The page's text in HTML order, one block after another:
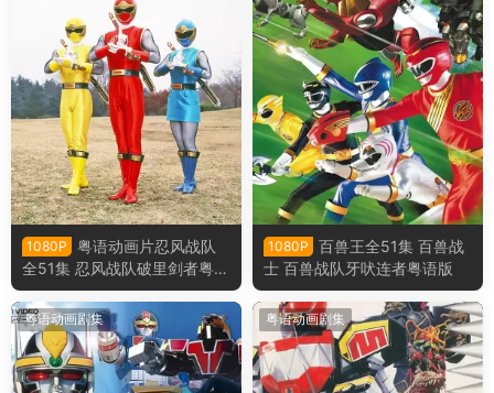
1080P
粤语动画片忍风战队
全51集 忍风战队破里剑者粤语
版
1080P
百兽王全51集 百兽战
士 百兽战队牙吠连者粤语版
粤语动画剧集 粤语动画剧集